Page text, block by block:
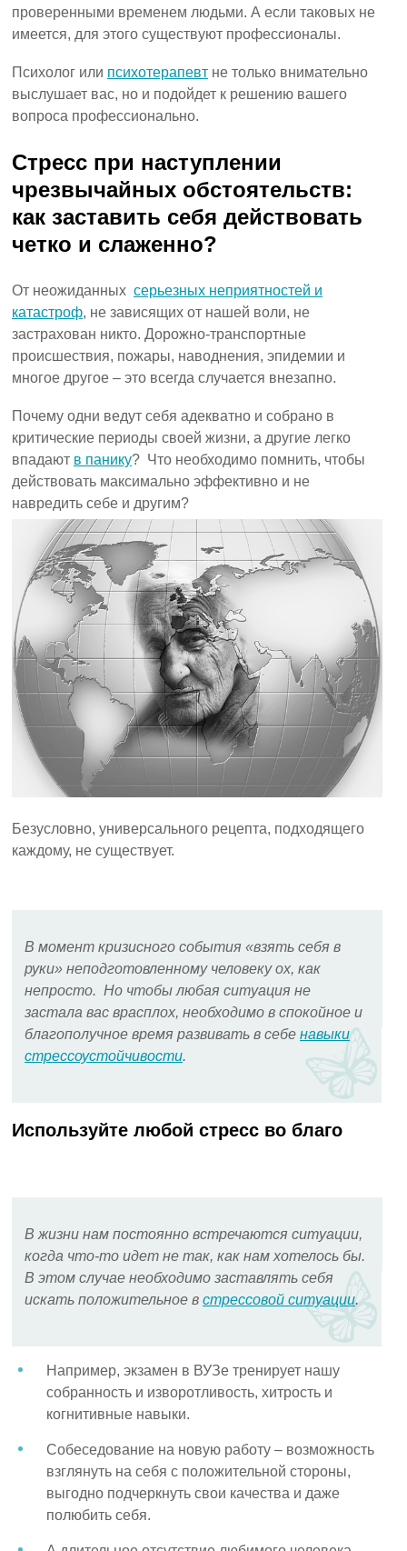
проверенными временем людьми. А если таковых не
имеется, для этого существуют профессионалы.
Психолог или психотерапевт не только внимательно
выслушает вас, но и подойдет к решению вашего
вопроса профессионально.
Стресс при наступлении
чрезвычайных обстоятельств:
как заставить себя действовать
четко и слаженно?
От неожиданных серьезных неприятностей и
катастроф, не зависящих от нашей воли, не
застрахован никто. Дорожно-транспортные
происшествия, пожары, наводнения, эпидемии и
многое другое – это всегда случается внезапно.
Почему одни ведут себя адекватно и собрано в
критические периоды своей жизни, а другие легко
впадают в панику? Что необходимо помнить, чтобы
действовать максимально эффективно и не
навредить себе и другим?
Безусловно, универсального рецепта, подходящего
каждому, не существует.
В момент кризисного события «взять себя в
руки» неподготовленному человеку ох, как
непросто. Но чтобы любая ситуация не
застала вас врасплох, необходимо в спокойное и
благополучное время развивать в себе навыки
стрессоустойчивости.
Используйте любой стресс во благо
В жизни нам постоянно встречаются ситуации,
когда что-то идет не так, как нам хотелось бы.
В этом случае необходимо заставлять себя
искать положительное в стрессовой ситуации.
Например, экзамен в ВУЗе тренирует нашу
собранность и изворотливость, хитрость и
когнитивные навыки.
Собеседование на новую работу – возможность
взглянуть на себя с положительной стороны,
выгодно подчеркнуть свои качества и даже
полюбить себя.